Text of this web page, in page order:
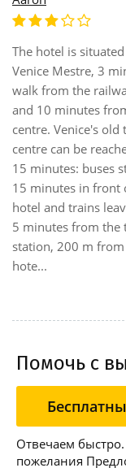
Enjoying an
in Venice, this
hotel offers
quality
business and leisure
travellers. Set
renowned Lista di
this 18th-century
palace converted
boutique
allows travellers
access t...
Помочь с
Отвечаем
пожелания